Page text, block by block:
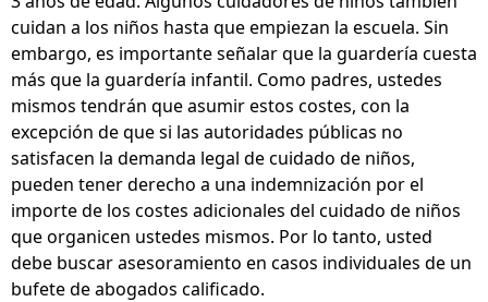
cuidan a los niños hasta que empiezan la escuela. Sin
embargo, es importante señalar que la guardería cuesta
más que la guardería infantil. Como padres, ustedes
mismos tendrán que asumir estos costes, con la
excepción de que si las autoridades públicas no
satisfacen la demanda legal de cuidado de niños,
pueden tener derecho a una indemnización por el
importe de los costes adicionales del cuidado de niños
que organicen ustedes mismos. Por lo tanto, usted
debe buscar asesoramiento en casos individuales de un
bufete de abogados calificado.